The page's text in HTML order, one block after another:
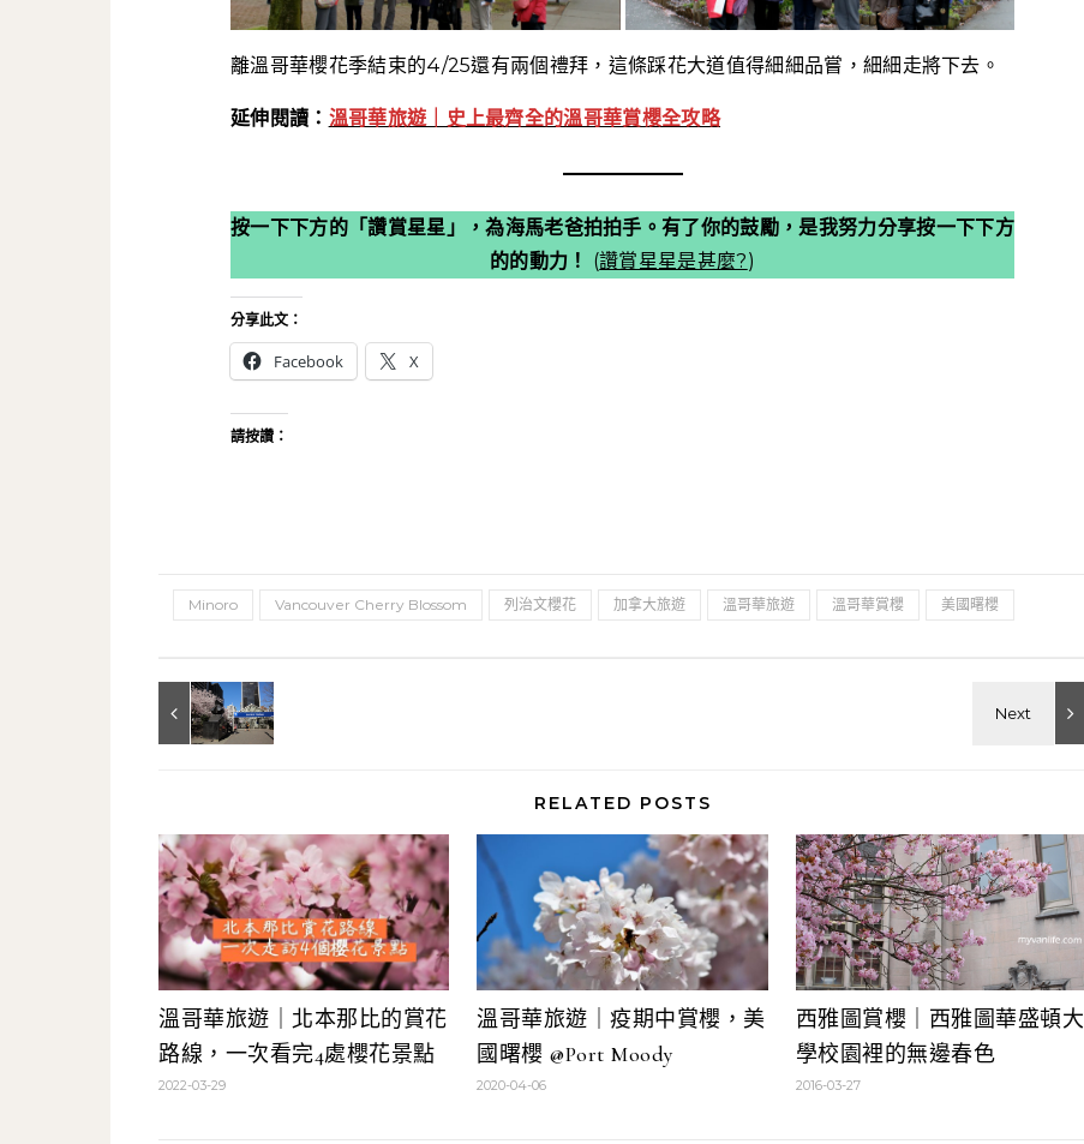
離溫哥華櫻花季結束的4/25還有兩個禮拜，這條踩花大道值得細細品嘗，細細走將下去。
延伸閱讀： 溫哥華旅遊｜史上最齊全的溫哥華賞櫻全攻略
按一下下方的「讚賞星星」，為海馬老爸拍拍手。有了你的鼓勵，是我努力分享按一下下方
的的動力！
(讚賞星星是甚麼?)
分享此文：
Facebook X
請按讚：
Minoro Vancouver Cherry Blossom 列治文櫻花 加拿大旅遊 溫哥華旅遊 溫哥華賞櫻 美國曙櫻
RELATED POSTS
溫哥華旅遊｜北本那比的賞花
路線，一次看完4處櫻花景點
2022-03-29
溫哥華旅遊｜疫期中賞櫻，美
國曙櫻 @Port Moody
2020-04-06
西雅圖賞櫻｜西雅圖華盛頓大
學校園裡的無邊春色
2016-03-27